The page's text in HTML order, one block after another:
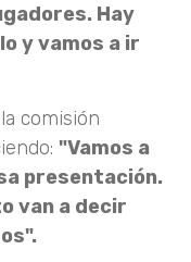
Hay
y vamos a ir
comisión
"Vamos a
presentación.
van a decir